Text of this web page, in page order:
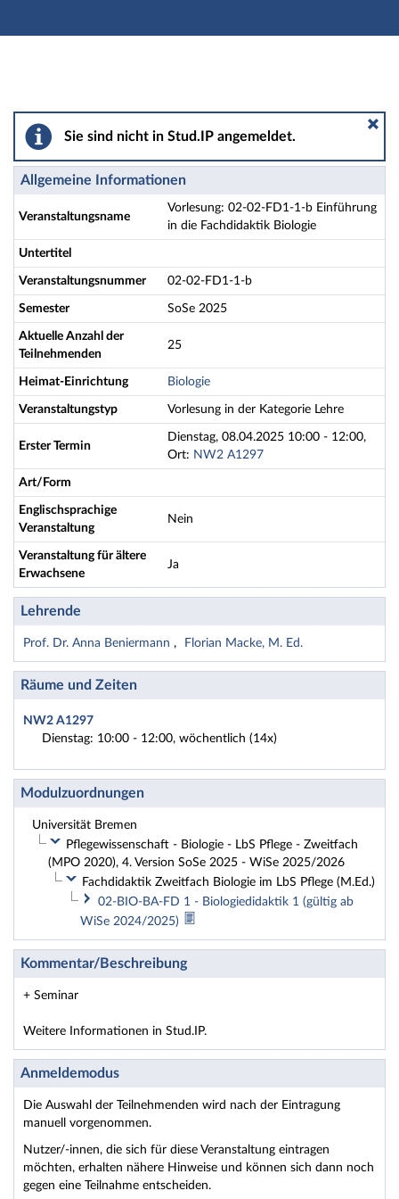
Hauptnavigation
Vorlesung: 02-02-FD1-1-b Einführung in die
Sie sind nicht in Stud.IP angemeldet.
Allgemeine Informationen
Veranstaltungsname
Vorlesung: 02-02-FD1-1-b Einführung
in die Fachdidaktik Biologie
Untertitel
Veranstaltungsnummer 02-02-FD1-1-b
Semester SoSe 2025
Aktuelle Anzahl der
Teilnehmenden
25
Heimat-Einrichtung Biologie
Veranstaltungstyp Vorlesung in der Kategorie Lehre
Erster Termin
Dienstag, 08.04.2025 10:00 - 12:00,
Ort: NW2 A1297
Art/Form
Englischsprachige
Veranstaltung
Nein
Veranstaltung für ältere
Erwachsene
Ja
Lehrende
Prof. Dr. Anna Beniermann Florian Macke, M. Ed.
Räume und Zeiten
NW2 A1297
Dienstag: 10:00 - 12:00, wöchentlich (14x)
Modulzuordnungen
Universität Bremen
Pflegewissenschaft - Biologie - LbS Pflege - Zweitfach
(MPO 2020), 4. Version SoSe 2025 - WiSe 2025/2026
Fachdidaktik Zweitfach Biologie im LbS Pflege (M.Ed.)
02-BIO-BA-FD 1 - Biologiedidaktik 1 (gültig ab
WiSe 2024/2025)
Kommentar/Beschreibung
+ Seminar
Weitere Informationen in Stud.IP.
Anmeldemodus
Die Auswahl der Teilnehmenden wird nach der Eintragung
manuell vorgenommen.
Nutzer/-innen, die sich für diese Veranstaltung eintragen
möchten, erhalten nähere Hinweise und können sich dann noch
gegen eine Teilnahme entscheiden.